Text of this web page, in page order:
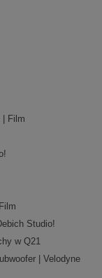
| Film
Studio!
w Q21
| Velodyne